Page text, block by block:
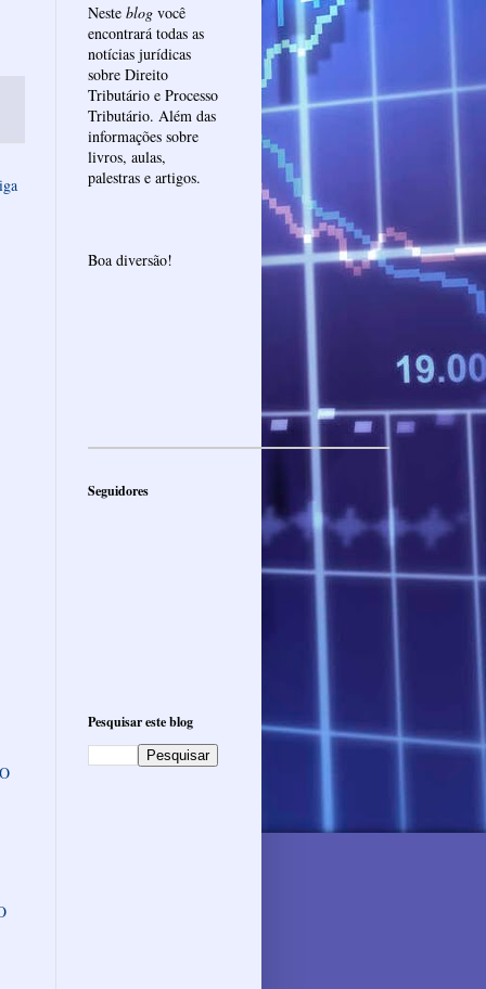
Neste blog você
encontrará todas as
notícias jurídicas
sobre Direito
Tributário e Processo
Tributário. Além das
informações sobre
livros, aulas,
palestras e artigos.
Boa diversão!
Seguidores
Pesquisar este blog